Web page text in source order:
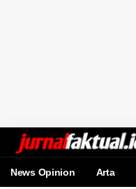
News Opinion Arta